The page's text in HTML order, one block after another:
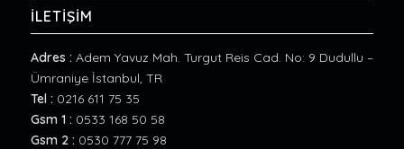
İLETİŞİM
Adres : Adem Yavuz Mah. Turgut Reis Cad. No: 9 Dudullu –
Ümraniye İstanbul, TR
Tel : 0216 611 75 35
Gsm 1 : 0533 168 50 58
Gsm 2 : 0530 777 75 98